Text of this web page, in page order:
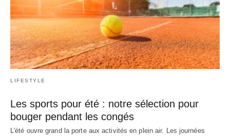
LIFESTYLE
Les sports pour été : notre sélection pour
bouger pendant les congés
L'été ouvre grand la porte aux activités en plein air. Les journées